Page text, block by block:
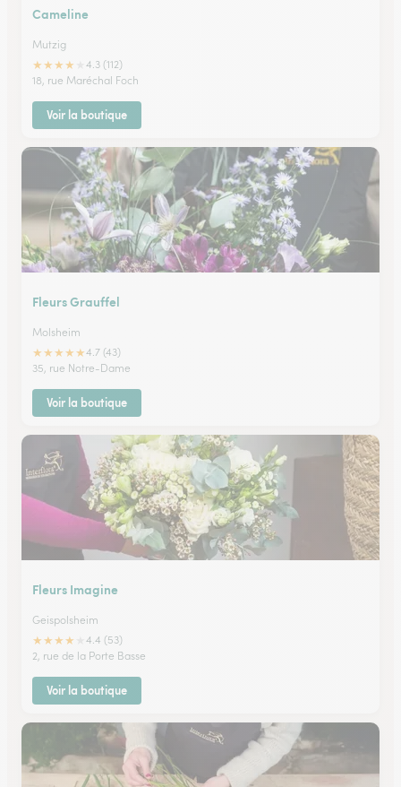
Cameline
Mutzig
★★★★
4.3 (112)
18, rue Maréchal Foch
Voir la boutique
Fleurs Grauffel
Molsheim
★★★★★4.7 (43)
35, rue Notre-Dame
Voir la boutique
Fleurs Imagine
Geispolsheim
★★★★
4.4 (53)
2, rue de la Porte Basse
Voir la boutique